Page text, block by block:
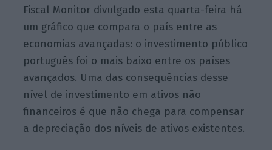
Fiscal Monitor divulgado esta quarta-feira há
um gráfico que compara o país entre as
economias avançadas: o investimento público
português foi o mais baixo entre os países
avançados. Uma das consequências desse
nível de investimento em ativos não
financeiros é que não chega para compensar
a depreciação dos níveis de ativos existentes.